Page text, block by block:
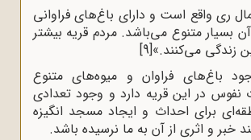
ری واقع است و دارای باغ‌های فراوانی
بسیار متنوع می‌باشد. مردم قریه بیشتر
زندگی می‌کنند.»[9]
باغ‌های فراوان و میوه‌های متنوع
نفوس در این قریه دارد و وجود تعدادی
برای احداث و ایجاد مسجد انگیزه
خبر و اثری از آن به ما نرسیده باشد.